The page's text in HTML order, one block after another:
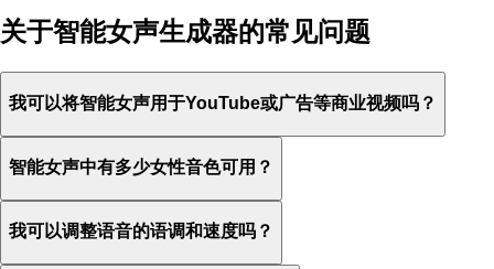
关于智能女声生成器的常见问题
我可以将智能女声用于YouTube或广告等商业视频吗？
智能女声中有多少女性音色可用？
我可以调整语音的语调和速度吗？